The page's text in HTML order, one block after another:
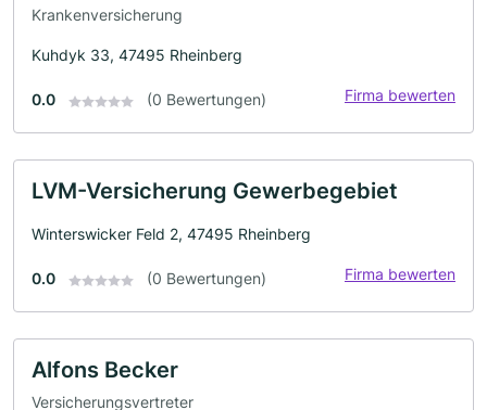
Krankenversicherung
Kuhdyk 33, 47495 Rheinberg
0.0 (0 Bewertungen) Firma bewerten
LVM-Versicherung Gewerbegebiet
Winterswicker Feld 2, 47495 Rheinberg
0.0 (0 Bewertungen) Firma bewerten
Alfons Becker
Versicherungsvertreter